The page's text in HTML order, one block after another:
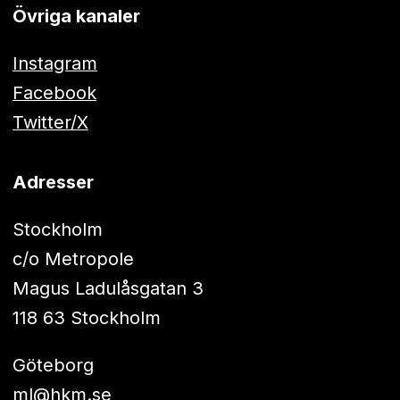
Övriga kanaler
Instagram
Facebook
Twitter/X
Adresser
Stockholm
c/o Metropole
Magus Ladulåsgatan 3
118 63 Stockholm
Göteborg
ml@hkm.se